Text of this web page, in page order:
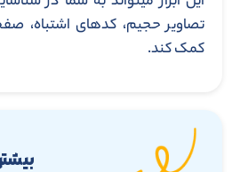
تصاویر حجیم، کدهای اشتباه،
کمک کند.